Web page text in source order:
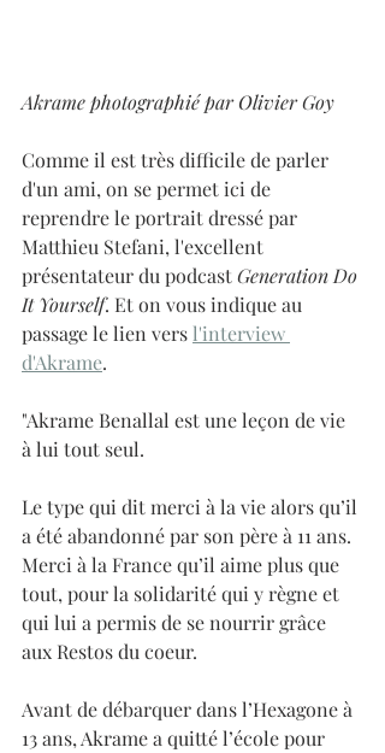
Akrame photographié par Olivier Goy
Comme il est très difficile de parler
d'un ami, on se permet ici de
reprendre le portrait dressé par
Matthieu Stefani, l'excellent
présentateur du podcast Generation Do
It Yourself. Et on vous indique au
passage le lien vers l'interview
d'Akrame.
"Akrame Benallal est une leçon de vie
à lui tout seul.
Le type qui dit merci à la vie alors qu’il
a été abandonné par son père à 11 ans.
Merci à la France qu’il aime plus que
tout, pour la solidarité qui y règne et
qui lui a permis de se nourrir grâce
aux Restos du coeur.
Avant de débarquer dans l’Hexagone à
13 ans, Akrame a quitté l’école pour